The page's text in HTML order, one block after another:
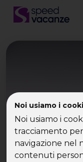
Noi usiamo i
Noi usiamo i
tracciamento
navigazione nel
contenuti
Primo